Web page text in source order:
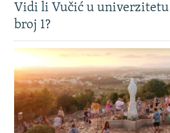
Vidi li Vučić u
broj 1?